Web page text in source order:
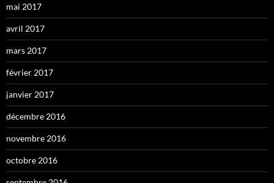
mai 2017
avril 2017
mars 2017
février 2017
janvier 2017
décembre 2016
novembre 2016
octobre 2016